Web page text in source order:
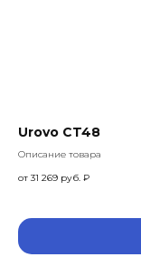
Urovo CT48
Описание товара
от 31 269 руб. ₽